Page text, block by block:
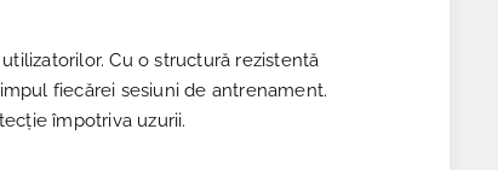
Cu o structură rezistentă
fiecărei sesiuni de antrenament.
împotriva uzurii.